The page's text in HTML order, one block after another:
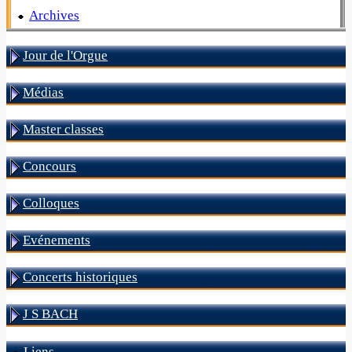
Archives
Jour de l'Orgue
Médias
Master classes
Concours
Colloques
Evénements
Concerts historiques
J S BACH